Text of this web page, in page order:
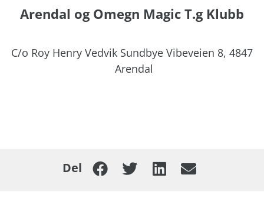
Arendal og Omegn Magic T.g Klubb
C/o Roy Henry Vedvik Sundbye Vibeveien 8, 4847
Arendal
Del